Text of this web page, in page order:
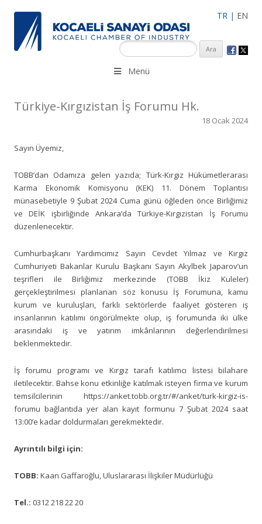
TR | EN
KSO 3500’ü aşkın sanayi kuruluşuna uzman çalışanları ile İzmit
Merkez, Çayırova, Dilovası, Gebze ve İMES OSB’deki ofisleri ile
Menü
Türkiye-Kırgızistan İş Forumu Hk.
18 Ocak 2024
Sayın Üyemiz,
TOBB’dan Odamıza gelen yazıda; Türk-Kırgız Hükümetlerarası
Karma Ekonomik Komisyonu (KEK) 11. Dönem Toplantısı
münasebetiyle 9 Şubat 2024 Cuma günü öğleden önce Birliğimiz
ve DEİK işbirliğinde Ankara’da Türkiye-Kırgızistan İş Forumu
düzenlenecektir.
Cumhurbaşkanı Yardımcımız Sayın Cevdet Yılmaz ve Kırgız
Cumhuriyeti Bakanlar Kurulu Başkanı Sayın Akylbek Japarov’un
teşrifleri ile Birliğimiz merkezinde (TOBB İkiz Kuleler)
gerçekleştirilmesi planlanan söz konusu İş Forumuna, kamu
kurum ve kuruluşları, farklı sektörlerde faaliyet gösteren iş
insanlarının katılımı öngörülmekte olup, iş forumunda iki ülke
arasındaki iş ve yatırım imkânlarının değerlendirilmesi
beklenmektedir.
İş forumu programı ve Kırgız tarafı katılımcı listesi bilahare
iletilecektir. Bahse konu etkinliğe katılmak isteyen firma ve kurum
temsilcilerinin https://anket.tobb.org.tr/#/anket/turk-kirgiz-is-
forumu bağlantıda yer alan kayıt formunu 7 Şubat 2024 saat
13:00’e kadar doldurmaları gerekmektedir.
Ayrıntılı bilgi için:
TOBB: Kaan Gaffaroğlu, Uluslararası İlişkiler Müdürlüğü
Tel.: 0312 218 22 20